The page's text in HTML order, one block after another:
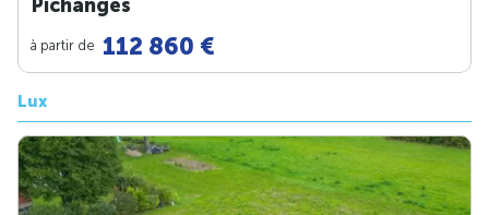
Pichanges
à partir de 112 860 €
Lux